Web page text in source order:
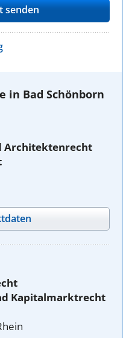
in Bad Schönborn
Architektenrecht
Kapitalmarktrecht